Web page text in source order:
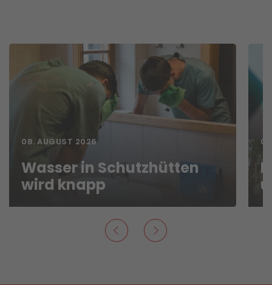
08. AUGUST 2026
Wasser in Schutzhütten
wird knapp